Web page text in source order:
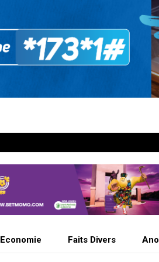
Economie Faits Divers